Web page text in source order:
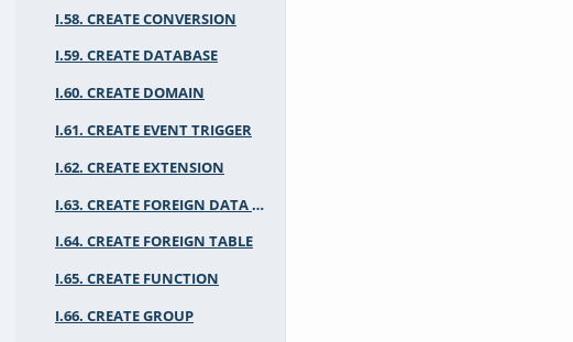
I.58. CREATE CONVERSION
I.59. CREATE DATABASE
I.60. CREATE DOMAIN
I.61. CREATE EVENT TRIGGER
I.62. CREATE EXTENSION
I.63. CREATE FOREIGN DATA WRAPPER
I.64. CREATE FOREIGN TABLE
I.65. CREATE FUNCTION
I.66. CREATE GROUP